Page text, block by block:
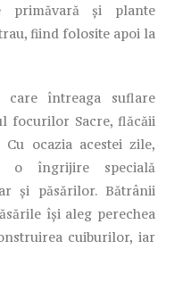
primăvară și plante
fiind folosite apoi la
care întreaga suflare
focurilor Sacre, flăcăii
ocazia acestei zile,
o îngrijire specială
şi păsărilor. Bătrânii
îşi aleg perechea
cuiburilor, iar